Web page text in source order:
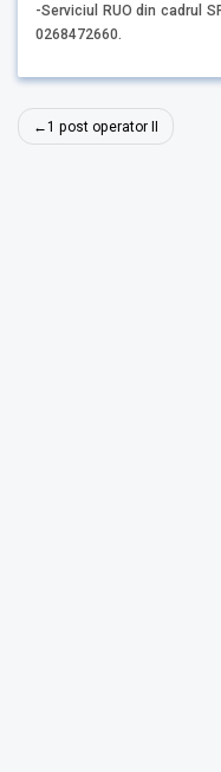
-Serviciul RUO din cadrul
0268472660.
Navigare
în
1 post operator II